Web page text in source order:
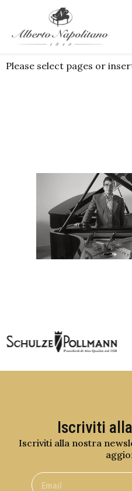
Please select pages or
Iscriviti
Iscriviti alla nostra